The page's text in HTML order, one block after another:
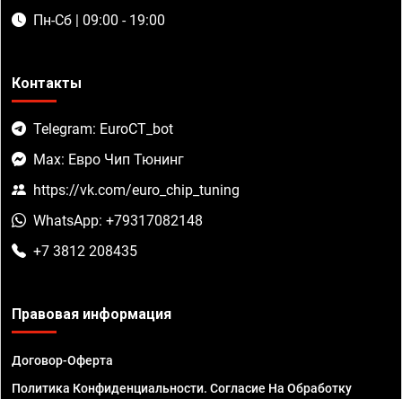
Пн-Сб | 09:00 - 19:00
Контакты
Telegram: EuroCT_bot
Max: Евро Чип Тюнинг
https://vk.com/euro_chip_tuning
WhatsApp: +79317082148
+7 3812 208435
Правовая информация
Договор-Оферта
Политика Конфиденциальности. Согласие На Обработку